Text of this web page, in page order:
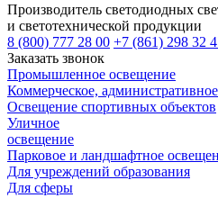
Производитель светодиодных
и светотехнической продукции
8 (800) 777 28 00 +7 (861) 298 32
Заказать звонок
Промышленное освещение
Коммерческое,
Освещение спортивных объектов
Уличное
освещение
Парковое и ландшафтное
Для учреждений образования
Для сферы